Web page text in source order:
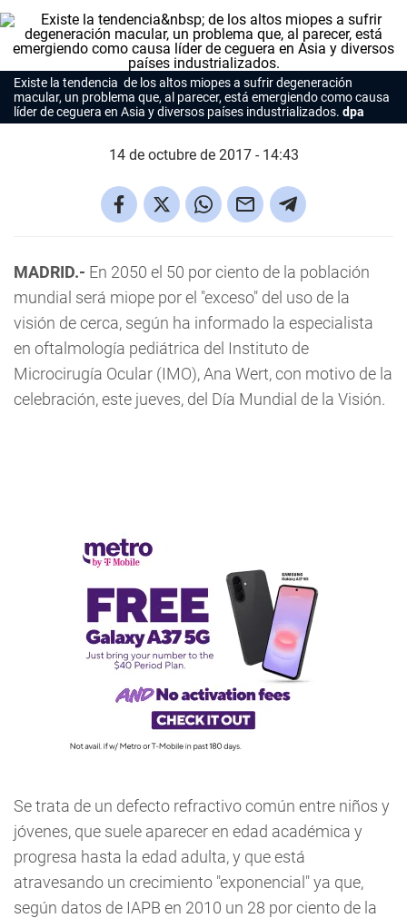
Existe la tendencia de los altos miopes a sufrir degeneración
macular, un problema que, al parecer, está emergiendo como causa
líder de ceguera en Asia y diversos países industrializados. dpa
14 de octubre de 2017 - 14:43
MADRID.- En 2050 el 50 por ciento de la población
mundial será miope por el "exceso" del uso de la
visión de cerca, según ha informado la especialista
en oftalmología pediátrica del Instituto de
Microcirugía Ocular (IMO), Ana Wert, con motivo de la
celebración, este jueves, del Día Mundial de la Visión.
Se trata de un defecto refractivo común entre niños y
jóvenes, que suele aparecer en edad académica y
progresa hasta la edad adulta, y que está
atravesando un crecimiento "exponencial" ya que,
según datos de IAPB en 2010 un 28 por ciento de la